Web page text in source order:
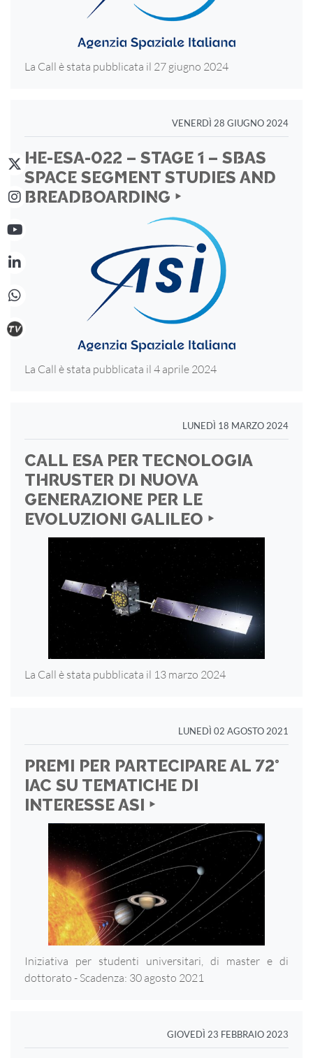
La Call è stata pubblicata il 27 giugno 2024
VENERDÌ 28 GIUGNO 2024
HE-ESA-022 – STAGE 1 – SBAS
SPACE SEGMENT STUDIES AND
BREADBOARDING ‣
La Call è stata pubblicata il 4 aprile 2024
LUNEDÌ 18 MARZO 2024
CALL ESA PER TECNOLOGIA
THRUSTER DI NUOVA
GENERAZIONE PER LE
EVOLUZIONI GALILEO ‣
La Call è stata pubblicata il 13 marzo 2024
LUNEDÌ 02 AGOSTO 2021
PREMI PER PARTECIPARE AL 72°
IAC SU TEMATICHE DI
INTERESSE ASI ‣
Iniziativa per studenti universitari, di master e di
dottorato - Scadenza: 30 agosto 2021
GIOVEDÌ 23 FEBBRAIO 2023